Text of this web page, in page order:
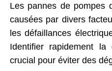
Les pannes de pompes
causées par divers
les défaillances
Identifier rapidement
crucial pour éviter des